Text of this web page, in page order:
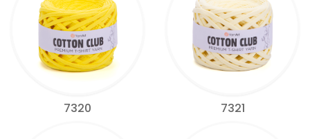
7320 7321